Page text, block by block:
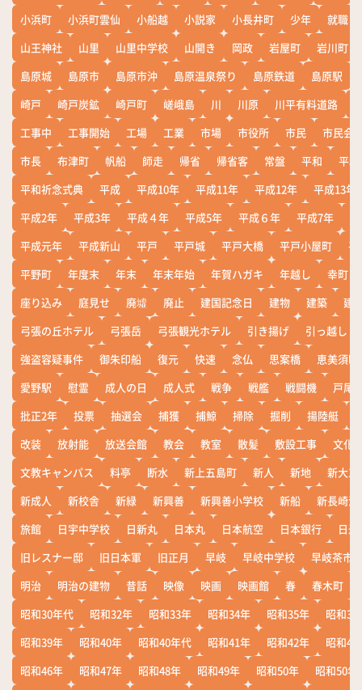
小浜町 小浜町雲仙 小船越 小説家 小長井町 少年
就職
山王神社
山里 山里中学校 山開き 岡政 岩屋町
岩川町
島原城
島原市 島原市沖 島原温泉祭り 島原鉄道 島原駅
崎戸
崎戸炭鉱 崎戸町 嵯峨島 川 川原 川平有料道路
工事中
工事開始 工場 工業 市場 市役所 市民
市民会
市長
布津町 帆船 師走 帰省 帰省客 常盤 平和
平
平和祈念式典
平成 平成10年 平成11年 平成12年
平成13年
平成2年
平成3年 平成４年 平成5年 平成６年 平成7年
平成元年
平成新山 平戸 平戸城 平戸大橋 平戸小屋町
平
平野町
年度末 年末 年末年始 年賀ハガキ 年越し
幸町
座り込み
庭見せ 廃墟 廃止 建国記念日 建物 建築
建
弓張の丘ホテル
弓張岳 弓張観光ホテル 引き揚げ
引っ越し
強盗容疑事件
御朱印船 復元 快速 念仏 思案橋
恵美須町
愛野駅
慰霊 成人の日 成人式 戦争 戦艦 戦闘機
戸尾
批正2年
投票 抽選会 捕獲 捕鯨 掃除 掘削 揚陸艇
改装
放射能 放送会館 教会 教室 散髪 敷設工事
文化
文教キャンパス
料亭 断水 新上五島町 新人 新地
新大工
新成人
新校舎 新緑 新興善 新興善小学校 新船
新長崎漁
旅館
日宇中学校 日新丸 日本丸 日本航空 日本銀行
日
旧レスナー邸
旧日本軍 旧正月 早岐 早岐中学校
早岐茶市
明治
明治の建物 昔話 映像 映画 映画館 春 春木町
昭和30年代
昭和32年 昭和33年 昭和34年 昭和35年
昭和36
昭和39年
昭和40年 昭和40年代 昭和41年 昭和42年
昭和43
昭和46年
昭和47年 昭和48年 昭和49年 昭和50年
昭和50年